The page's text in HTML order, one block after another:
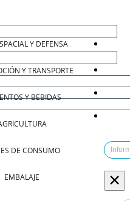
Y DEFENSA
Y TRANSPORTE
Y BEBIDAS
DE CONSUMO
EMBALAJE ×